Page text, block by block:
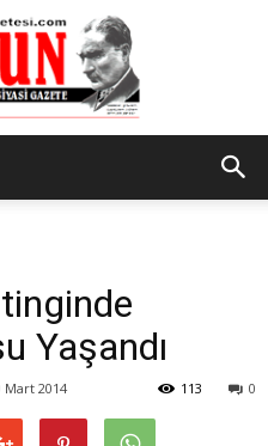
Gazetesi
Yaşandı
Mart 2014 0
113